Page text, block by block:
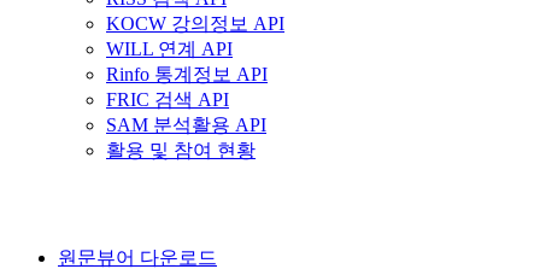
KOCW 강의정보 API
WILL 연계 API
Rinfo 통계정보 API
FRIC 검색 API
SAM 분석활용 API
활용 및 참여 현황
원문뷰어 다운로드